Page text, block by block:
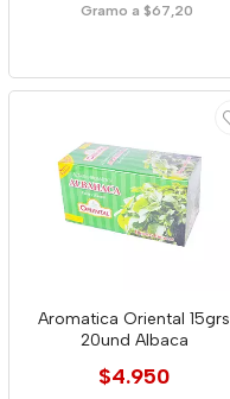
Gramo a $67,20
Aromatica Oriental 15grs
20und Albaca
$4.950